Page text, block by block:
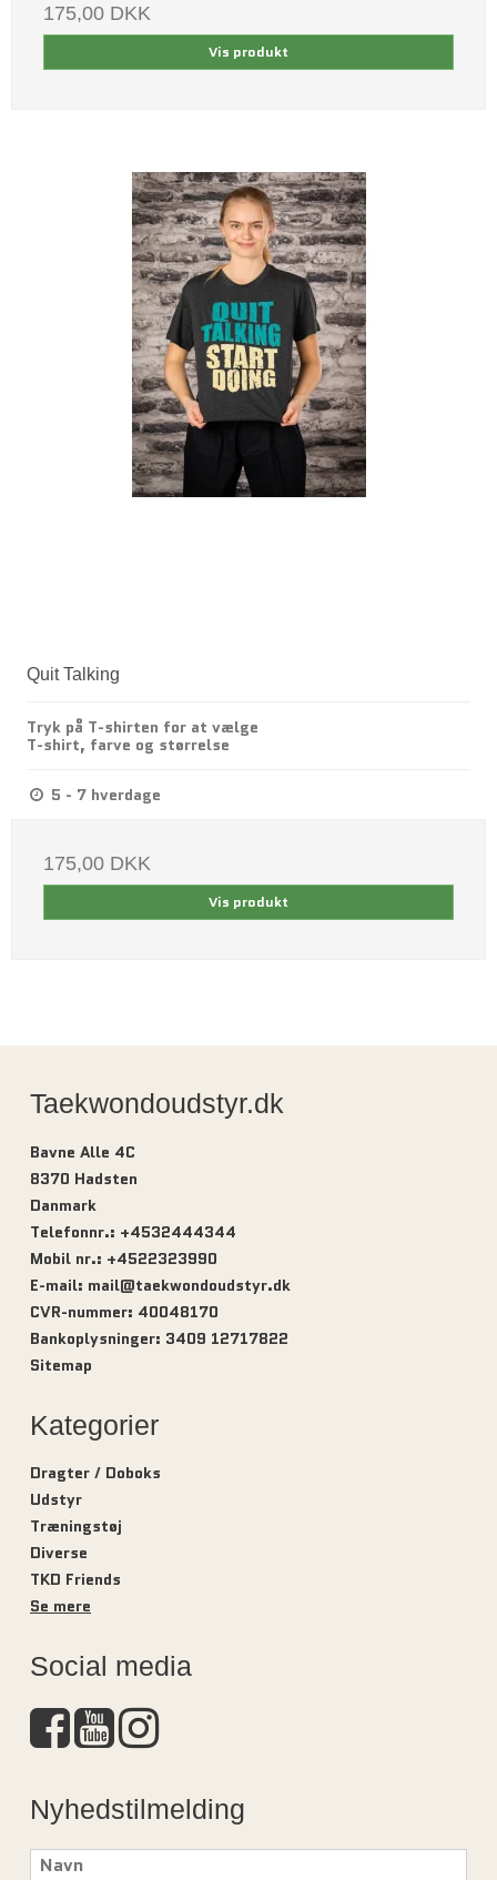
175,00 DKK
Vis produkt
Quit Talking
Tryk på T-shirten for at vælge
T-shirt, farve og størrelse
5 - 7 hverdage
175,00 DKK
Vis produkt
Taekwondoudstyr.dk
Bavne Alle 4C
8370 Hadsten
Danmark
Telefonnr.: +4532444344
Mobil nr.: +4522323990
E-mail: mail@taekwondoudstyr.dk
CVR-nummer: 40048170
Bankoplysninger: 3409 12717822
Sitemap
Kategorier
Dragter / Doboks
Udstyr
Træningstøj
Diverse
TKD Friends
Se mere
Social media
Nyhedstilmelding